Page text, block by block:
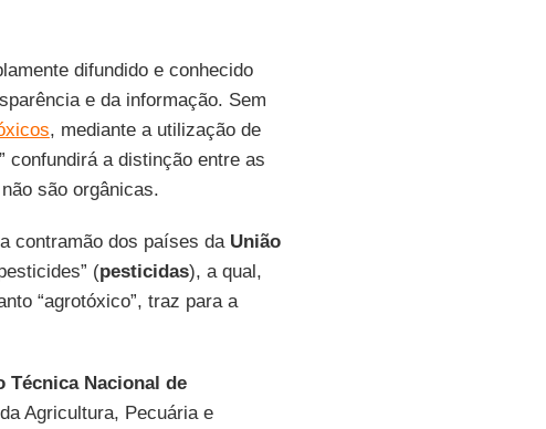
difundido e conhecido
e da informação. Sem
, mediante a utilização de
confundirá a distinção entre as
são orgânicas.
contramão dos países da União
(pesticidas), a qual,
“agrotóxico”, traz para a
Técnica Nacional de
Agricultura, Pecuária e